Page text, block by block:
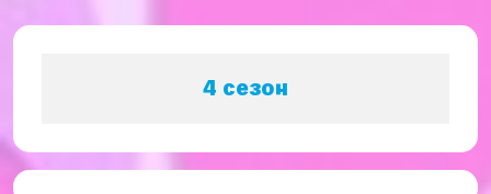
4 сезон